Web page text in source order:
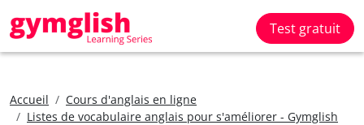
Test gratuit
Accueil
Cours d'anglais en ligne
Listes de vocabulaire anglais pour s'améliorer - Gymglish